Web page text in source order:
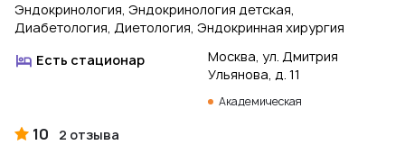
Эндокринология, Эндокринология детская,
Диабетология, Диетология, Эндокринная хирургия
Есть стационар
Москва, ул. Дмитрия
Ульянова, д. 11
Академическая
10 2 отзыва